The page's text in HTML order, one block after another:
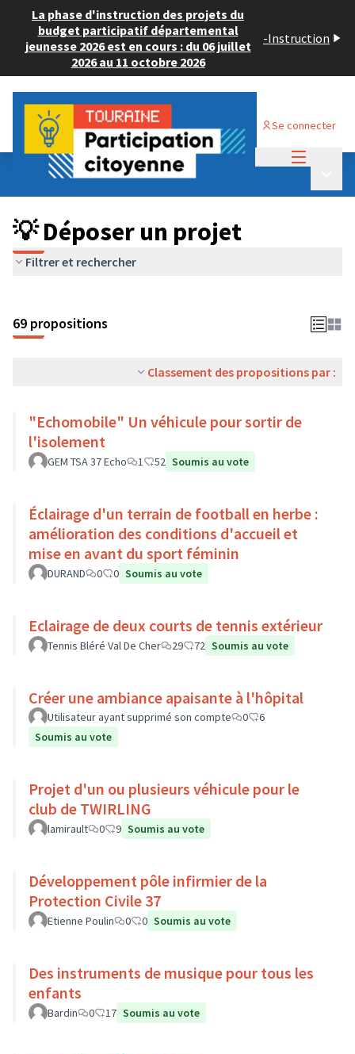
La phase d'instruction des projets du
budget participatif départemental
jeunesse 2026 est en cours : du 06 juillet
2026 au 11 octobre 2026
-Instruction
Se connecter
Budget Participatif ADULTE 2024
💡 Déposer un projet
💡 Déposer un projet
Filtrer et rechercher
69 propositions
Classement des propositions par :
"Echomobile" Un véhicule pour sortir de
l'isolement
GEM TSA 37 Echo 1 52 Soumis au vote
Éclairage d'un terrain de football en herbe :
amélioration des conditions d'accueil et
mise en avant du sport féminin
DURAND 0 0 Soumis au vote
Eclairage de deux courts de tennis extérieur
Tennis Bléré Val De Cher 29 72 Soumis au vote
Créer une ambiance apaisante à l'hôpital
Utilisateur ayant supprimé son compte 0
6
Soumis au vote
Projet d'un ou plusieurs véhicule pour le
club de TWIRLING
lamirault 0 9 Soumis au vote
Développement pôle infirmier de la
Protection Civile 37
Etienne Poulin 0 0 Soumis au vote
Des instruments de musique pour tous les
enfants
Bardin 0 17 Soumis au vote